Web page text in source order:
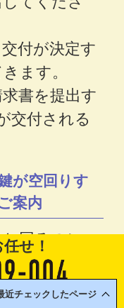
付が決定す
ます。
書を提出す
交付される
が空回りす
案内
回るのに、
うトラブル
えられます。
せ！
年中無休
近チェックしたページ